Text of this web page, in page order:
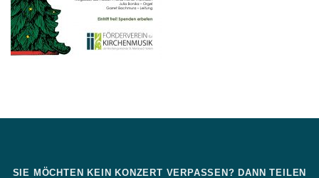
SIE MÖCHTEN KEIN KONZERT VERPASSEN? DANN TEILEN